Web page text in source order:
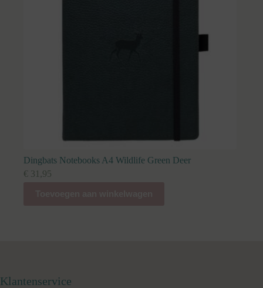
Dingbats Notebooks A4 Wildlife Green Deer
€ 31,95
Klantenservice